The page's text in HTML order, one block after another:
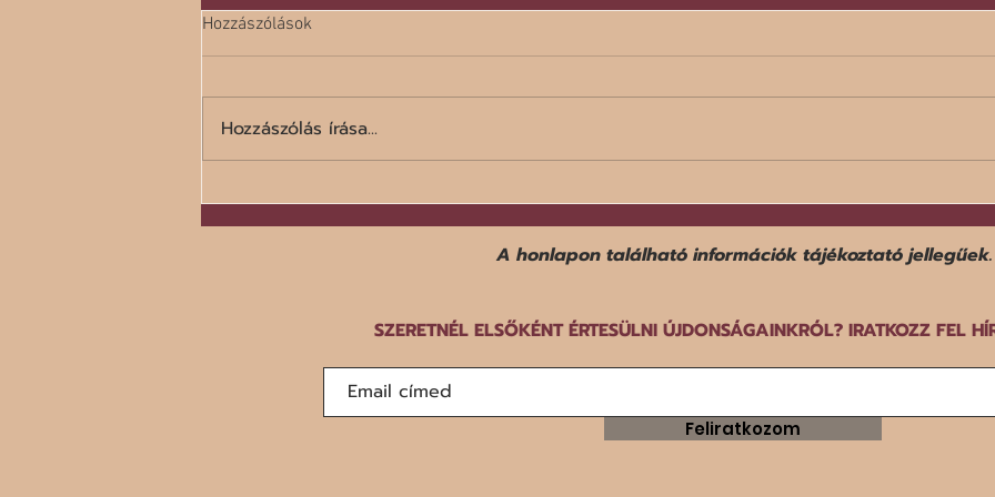
norvég-svéd közös rendezésű
Hozzászólások
Hozzászólás írása...
A honlapon található információk tájékoztató jellegűek.
SZERETNÉL ELSŐKÉNT ÉRTESÜLNI ÚJDONSÁGAINKRÓL? IRATKOZZ FEL
Feliratkozom